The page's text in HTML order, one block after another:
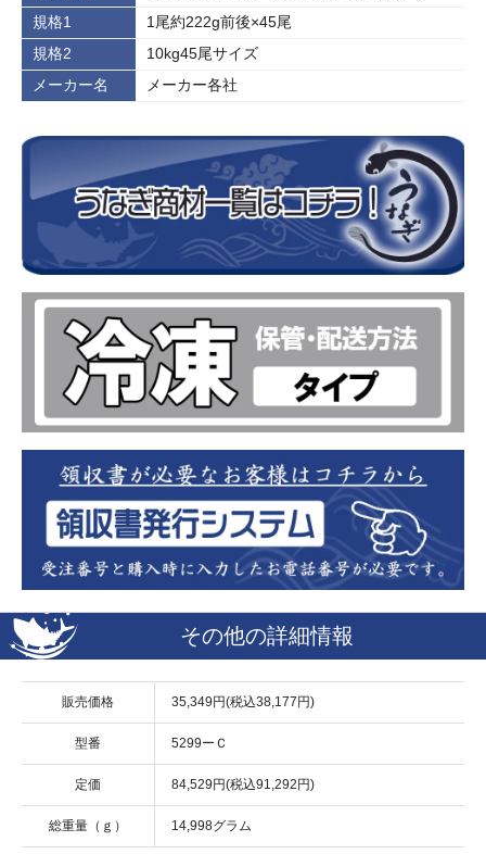
規格1
1尾約222g前後×45尾
規格2
10kg45尾サイズ
メーカー名
メーカー各社
その他の詳細情報
販売価格 35,349円(税込38,177円)
型番 5299ーＣ
定価 84,529円(税込91,292円)
総重量（ｇ） 14,998グラム